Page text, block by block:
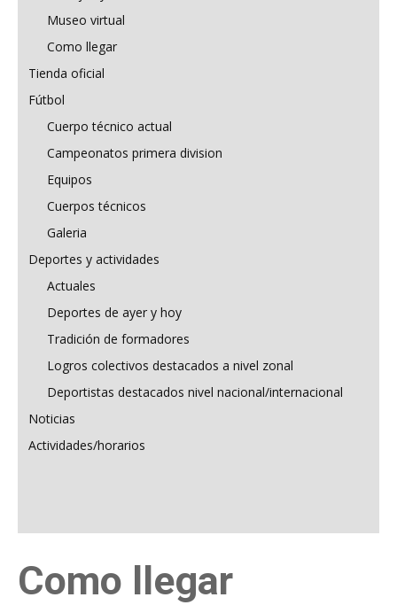
Museo virtual
Como llegar
Tienda oficial
Fútbol
Cuerpo técnico actual
Campeonatos primera division
Equipos
Cuerpos técnicos
Galeria
Deportes y actividades
Actuales
Deportes de ayer y hoy
Tradición de formadores
Logros colectivos destacados a nivel zonal
Deportistas destacados nivel nacional/internacional
Noticias
Actividades/horarios
Como llegar